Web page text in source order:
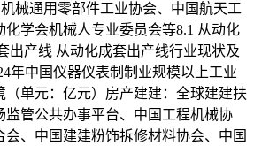
械通用零部件工业协会、中国航天工
化学会机械人专业委员会等8.1 从动化
出产线 从动化成套出产线行业现状及
年中国仪器仪表制制业规模以上工业
（单元：亿元）房产建建：全球建建扶
监管公共办事平台、中国工程机械协
会、中国建建粉饰拆修材料协会、中国